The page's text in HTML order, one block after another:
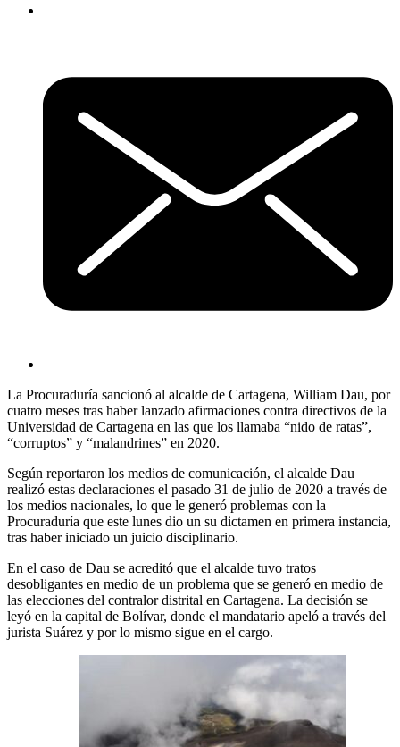
La Procuraduría sancionó al alcalde de Cartagena, William Dau, por
cuatro meses tras haber lanzado afirmaciones contra directivos de la
Universidad de Cartagena en las que los llamaba “nido de ratas”,
“corruptos” y “malandrines” en 2020.
Según reportaron los medios de comunicación, el alcalde Dau
realizó estas declaraciones el pasado 31 de julio de 2020 a través de
los medios nacionales, lo que le generó problemas con la
Procuraduría que este lunes dio un su dictamen en primera instancia,
tras haber iniciado un juicio disciplinario.
En el caso de Dau se acreditó que el alcalde tuvo tratos
desobligantes en medio de un problema que se generó en medio de
las elecciones del contralor distrital en Cartagena. La decisión se
leyó en la capital de Bolívar, donde el mandatario apeló a través del
jurista Suárez y por lo mismo sigue en el cargo.